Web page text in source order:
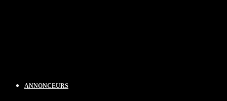
ANNONCEURS